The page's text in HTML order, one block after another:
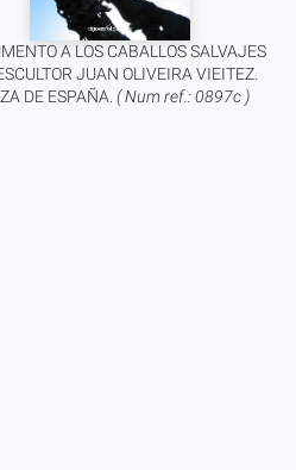
A LOS CABALLOS SALVAJES
JUAN OLIVEIRA VIEITEZ.
DE ESPAÑA.( Num ref.: 0897c )